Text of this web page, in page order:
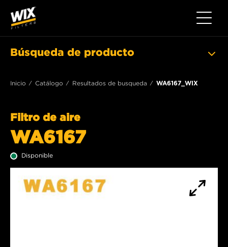
Toggle
Búsqueda de producto
Inicio Catálogo Resultados de busqueda WA6167_WIX
Filtro de aire
WA6167
Disponible